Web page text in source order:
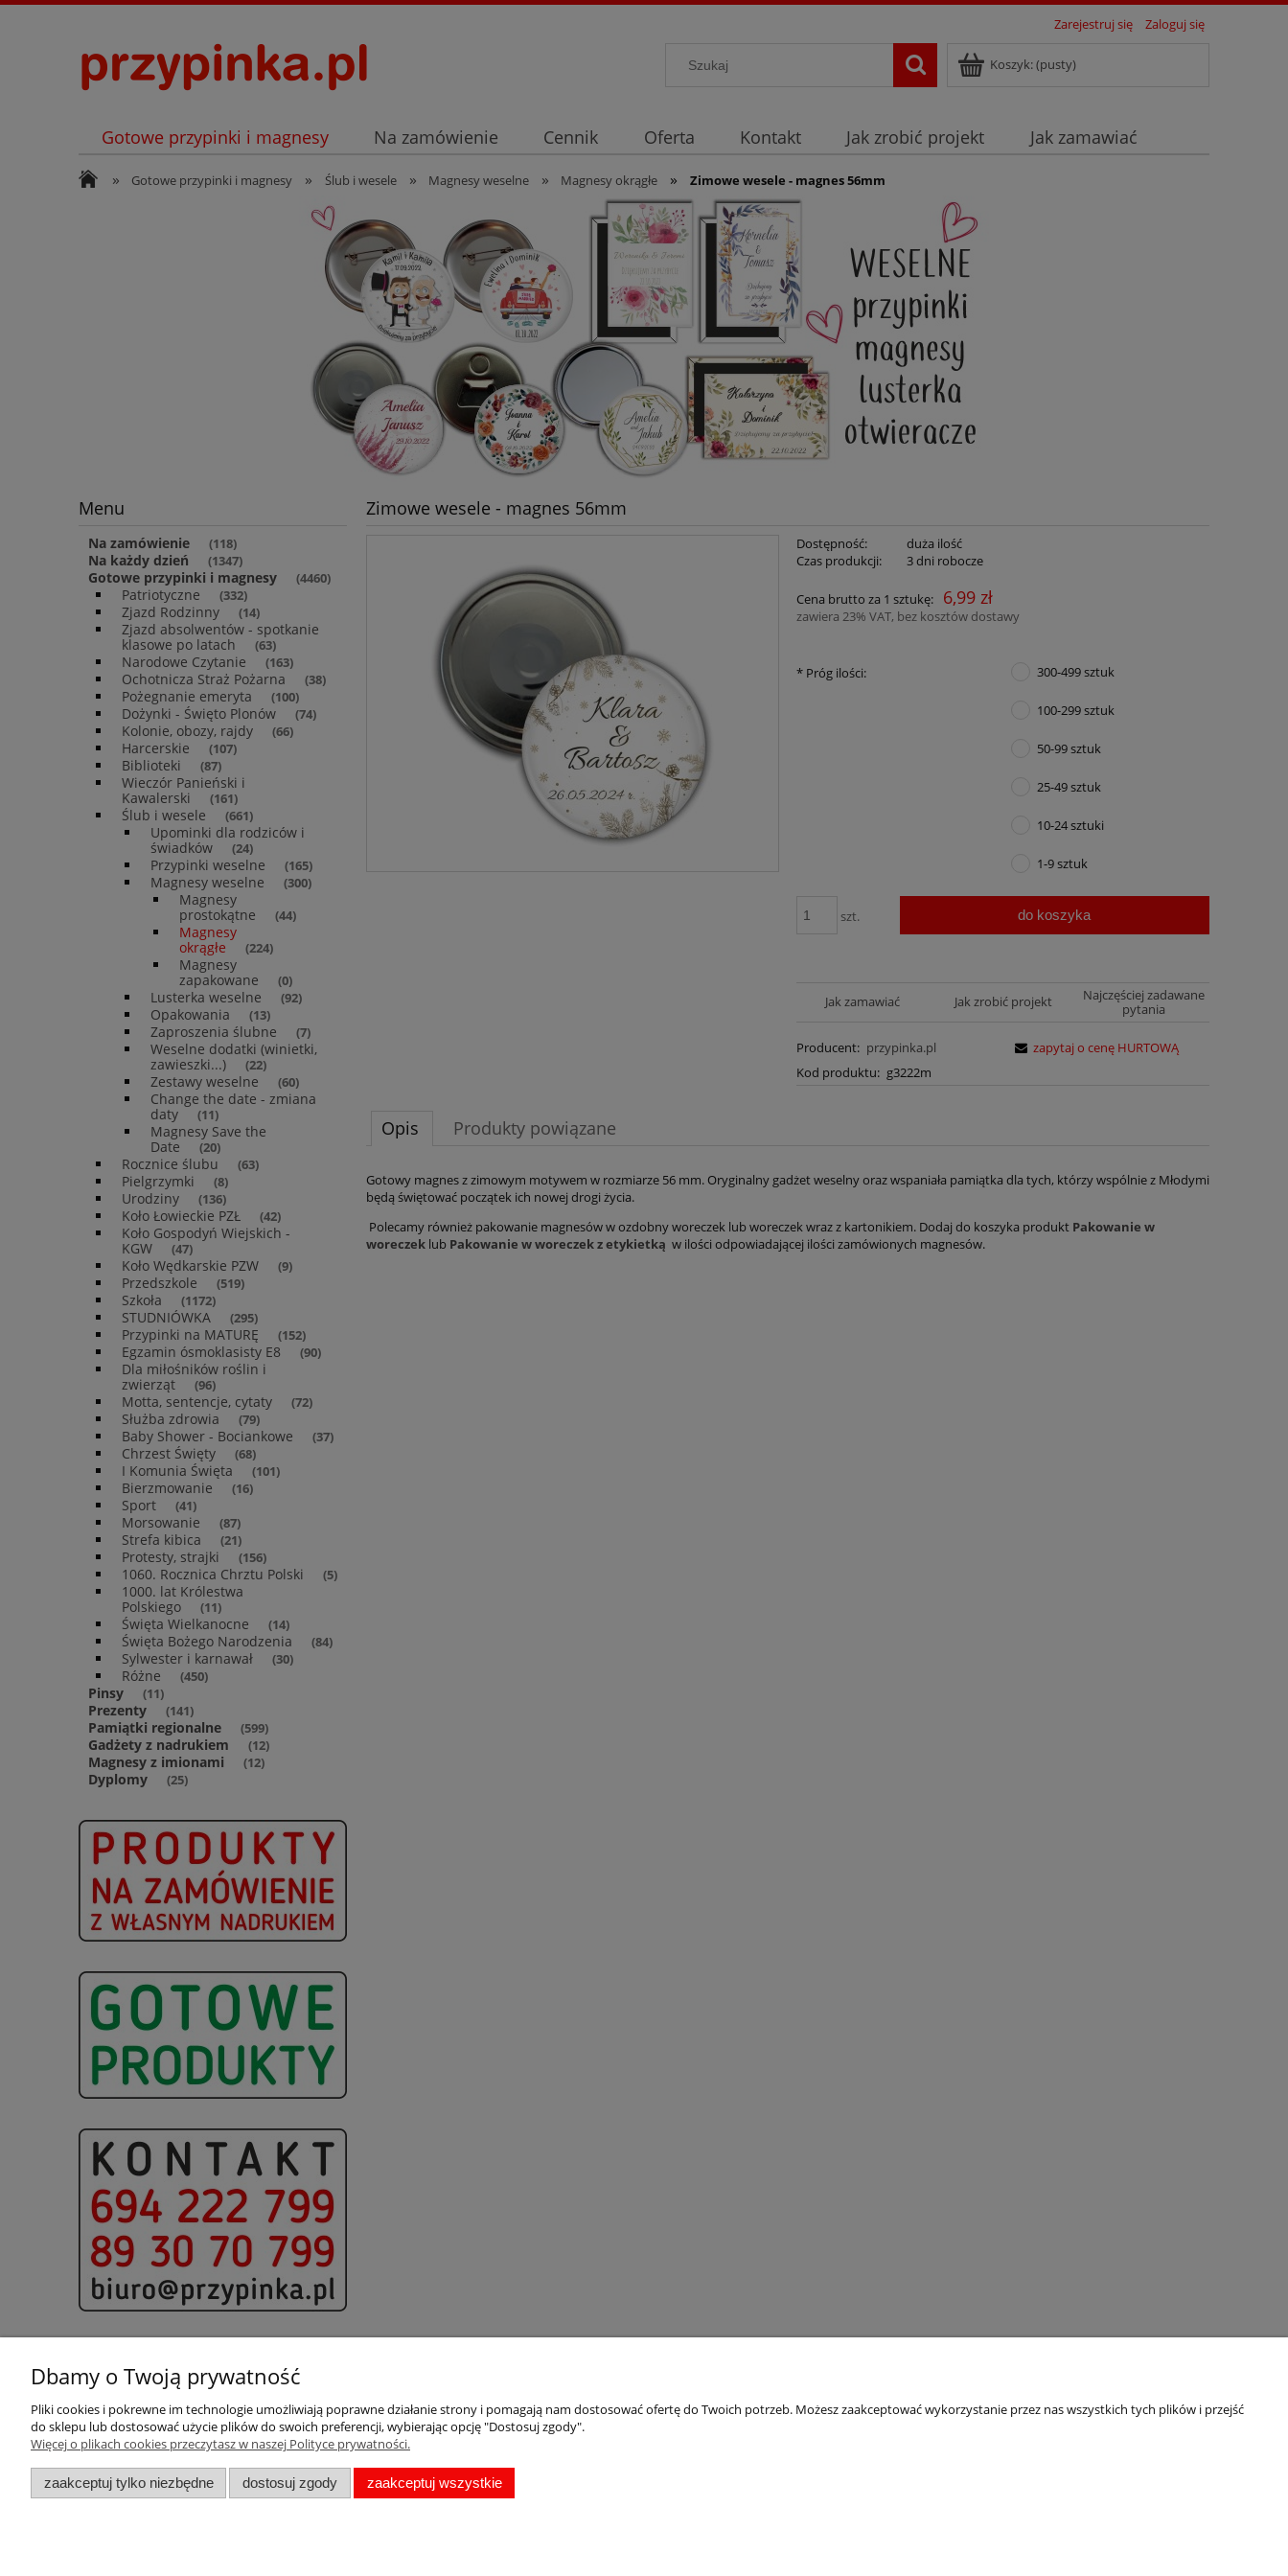
Zarejestruj się Zaloguj się
Koszyk:(pusty)
Gotowe przypinki i magnesy Na zamówienie Cennik Oferta Kontakt Jak zrobić projekt
Jak zamawiać
Archiwum
Listopad
» Gotowe przypinki i magnesy » Ślub i wesele » Magnesy weselne » Magnesy okrągłe » Zimowe wesele - magnes 56mm
Menu
Na zamówienie (118)
Na każdy dzień (1347)
Gotowe przypinki i magnesy (4460)
Patriotyczne (332)
Zjazd Rodzinny (14)
Zjazd absolwentów - spotkanie
klasowe po latach
(63)
Narodowe Czytanie (163)
Ochotnicza Straż Pożarna (38)
Pożegnanie emeryta (100)
Dożynki - Święto Plonów (74)
Kolonie, obozy, rajdy (66)
Harcerskie (107)
Biblioteki (87)
Wieczór Panieński i
Kawalerski
(161)
Ślub i wesele (661)
Upominki dla rodziców i
świadków
(24)
Przypinki weselne (165)
Magnesy weselne (300)
Magnesy
prostokątne
(44)
Magnesy
okrągłe
(224)
Magnesy
zapakowane
(0)
Lusterka weselne (92)
Opakowania (13)
Zaproszenia ślubne (7)
Weselne dodatki (winietki,
zawieszki...)
(22)
Zestawy weselne (60)
Change the date - zmiana
daty
(11)
Magnesy Save the
Date
(20)
Rocznice ślubu (63)
Pielgrzymki (8)
Urodziny (136)
Koło Łowieckie PZŁ (42)
Koło Gospodyń Wiejskich -
KGW
(47)
Koło Wędkarskie PZW (9)
Przedszkole (519)
Szkoła (1172)
STUDNIÓWKA (295)
Przypinki na MATURĘ (152)
Egzamin ósmoklasisty E8 (90)
Dla miłośników roślin i
zwierząt
(96)
Motta, sentencje, cytaty (72)
Służba zdrowia (79)
Baby Shower - Bociankowe (37)
Chrzest Święty (68)
I Komunia Święta (101)
Bierzmowanie (16)
Sport (41)
Morsowanie (87)
Strefa kibica (21)
Protesty, strajki (156)
1060. Rocznica Chrztu Polski (5)
1000. lat Królestwa
Polskiego
(11)
Święta Wielkanocne (14)
Święta Bożego Narodzenia (84)
Sylwester i karnawał (30)
Różne (450)
Pinsy (11)
Prezenty (141)
Pamiątki regionalne (599)
Gadżety z nadrukiem (12)
Magnesy z imionami (12)
Dyplomy (25)
Zimowe wesele - magnes 56mm
Dostępność:
duża ilość
Czas produkcji:
3 dni robocze
Cena brutto za 1 sztukę: 6,99 zł
zawiera 23% VAT, bez kosztów dostawy
* Próg ilości: 300-499 sztuk
100-299 sztuk
50-99 sztuk
25-49 sztuk
10-24 sztuki
1-9 sztuk
szt. do koszyka
Jak zamawiać Jak zrobić projekt
Najczęściej zadawane
pytania
Producent: przypinka.pl
Kod produktu: g3222m
zapytaj o cenę HURTOWĄ
Opis Produkty powiązane
Gotowy magnes z zimowym motywem w rozmiarze 56 mm. Oryginalny gadżet weselny oraz wspaniała pamiątka dla tych, którzy wspólnie z Młodymi
będą świętować początek ich nowej drogi życia.
Polecamy również pakowanie magnesów w ozdobny woreczek lub woreczek wraz z kartonikiem. Dodaj do koszyka produkt Pakowanie w
woreczek lub Pakowanie w woreczek z etykietką w ilości odpowiadającej ilości zamówionych magnesów.
Pomoc
Pytania i odpowiedzi
Metki
Zwroty i reklamacje
Moje konto
Twoje zamówienia
Ustawienia konta
Płatności i dostawa Informacje O nas
Dbamy o Twoją prywatność
Pliki cookies i pokrewne im technologie umożliwiają poprawne działanie strony i pomagają nam dostosować ofertę do Twoich potrzeb. Możesz zaakceptować wykorzystanie przez nas wszystkich tych plików i przejść
do sklepu lub dostosować użycie plików do swoich preferencji, wybierając opcję "Dostosuj zgody".
Więcej o plikach cookies przeczytasz w naszej Polityce prywatności.
zaakceptuj tylko niezbędne dostosuj zgody zaakceptuj wszystkie